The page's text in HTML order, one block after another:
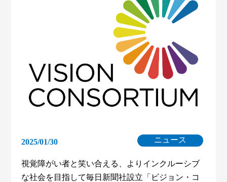
2025/01/30 ニュース
視覚障がい者と笑い合える、よりインクルーシブ
な社会を目指して毎日新聞社設立「ビジョン・コ